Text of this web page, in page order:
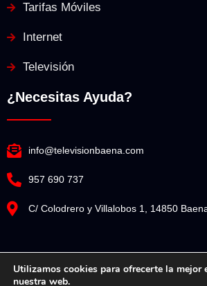
Tarifas Móviles
Internet
Televisión
¿Necesitas Ayuda?
info@televisionbaena.com
957 690 737
C/ Colodrero y Villalobos 1, 14850
Utilizamos cookies para ofrecerte la mejor
nuestra web.